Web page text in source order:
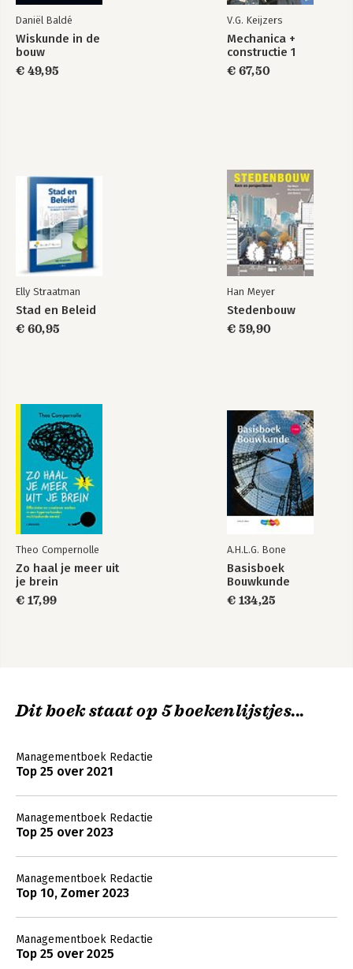
Eet, beweeg, slaap
How Full Is Your
Bucket? Expanded
-Leergierigheid
-Maximalisering
-Onpartijdigheid
-Positivisme
-Toekomstgerichtheid
-Verantwoordelijkheidsbesef
-Verbondenheid
-WOO (innemendheid)
-Zelfverzekerdheid
Daniël Baldé
Wiskunde in de
bouw
€ 49,95
V.G. Keijzers
Mechanica +
constructie 1
€ 67,50
Elly Straatman
Stad en Beleid
€ 60,95
Han Meyer
Stedenbouw
€ 59,90
Theo Compernolle
Zo haal je meer uit
je brein
€ 17,99
A.H.L.G. Bone
Basisboek
Bouwkunde
€ 134,25
Dit boek staat op 5 boekenlijstjes...
Managementboek Redactie
Top 25 over 2021
Managementboek Redactie
Top 25 over 2023
Managementboek Redactie
Top 10, Zomer 2023
Managementboek Redactie
Top 25 over 2025